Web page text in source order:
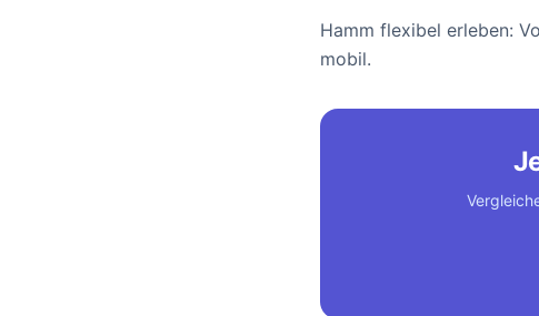
Hamm flexibel erleben:
mobil.